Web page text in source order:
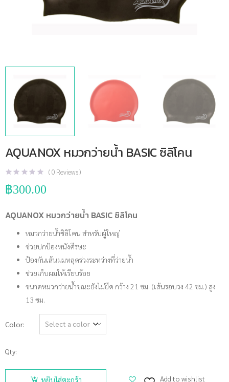
AQUANOX หมวกว่ายน้ำ BASIC ซิลิโคน
(0 Reviews )
฿300.00
AQUANOX หมวกว่ายน้ำ BASIC ซิลิโคน
หมวกว่ายน้ำซิลิโคน สำหรับผู้ใหญ่
ช่วยปกป้องหนังศีรษะ
ป้องกันเส้นผมหลุดร่วงระหว่างที่ว่ายน้ำ
ช่วยเก็บผมให้เรียบร้อย
ขนาดหมวกว่ายน้ำขณะยังไม่ยืด กว้าง 21 ซม. (เส้นรอบวง 42 ซม.) สูง
13 ซม.
Color
Qty:
จำนวน
AQUANOX
หยิบใส่ตะกร้า Add to wishlist